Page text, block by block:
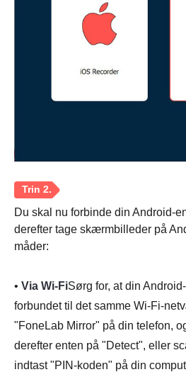
Du skal nu forbinde din Android-
derefter tage skærmbilleder på
måder:
• Via Wi-FiSørg for, at din
forbundet til det samme Wi-Fi-
"FoneLab Mirror" på din telefon,
derefter enten på "Detect", eller
indtast "PIN-koden" på din